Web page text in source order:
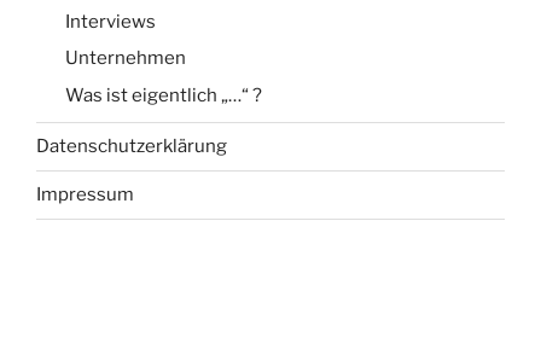
Interviews
Unternehmen
Was ist eigentlich „…“ ?
Datenschutzerklärung
Impressum